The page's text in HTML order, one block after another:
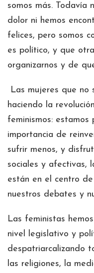
somos más. Todavía
dolor ni hemos
felices, pero somos
es político, y que
organizarnos y de
Las mujeres que no
haciendo la
feminismos:
importancia de
sufrir menos, y
sociales y afectivas,
están en el centro
nuestros debates y
Las feministas
nivel legislativo y
despatriarcalizando
las religiones, la